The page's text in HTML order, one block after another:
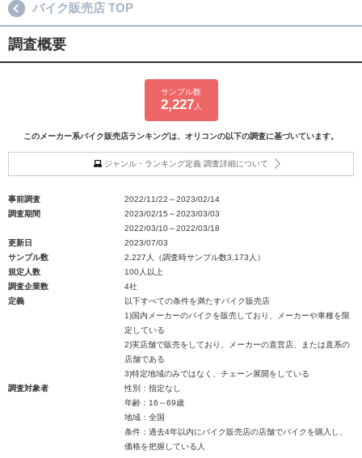
バイク販売店 TOP
調査概要
サンプル数
2,227 人
このメーカー系バイク販売店ランキングは、オリコンの以下の調査に基づいています。
ジャンル・ランキング定義 調査詳細について
事前調査
2022/11/22～2023/02/14
調査期間
2023/02/15～2023/03/03
2022/03/10～2022/03/18
更新日
2023/07/03
サンプル数
2,227人（調査時サンプル数3,173人）
規定人数
100人以上
調査企業数
4社
定義
以下すべての条件を満たすバイク販売店
1)国内メーカーのバイクを販売しており、メーカーや車種を限
定している
2)実店舗で販売をしており、メーカーの直営店、または直系の
店舗である
3)特定地域のみではなく、チェーン展開をしている
調査対象者
性別：指定なし
年齢：16～69歳
地域：全国
条件：過去4年以内にバイク販売店の店舗でバイクを購入し、
価格を把握している人